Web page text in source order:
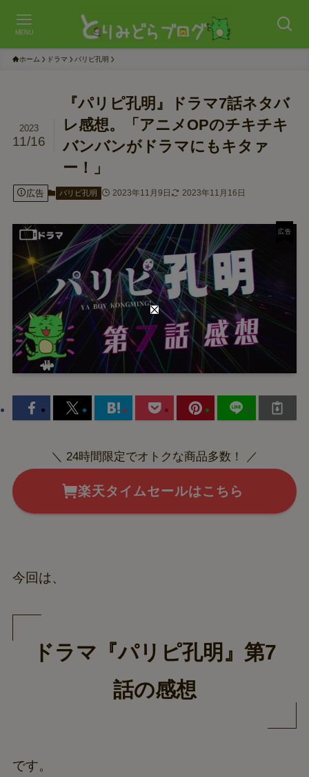
MENU
ホーム ドラマ パリピ孔明
『パリピ孔明』ドラマ7話ネタバ
レ感想。「アニメOPのチキチキ
バンバンがドラマにもキタァ
ー！」
2023
11/16
広告 パリピ孔明 2023年11月9日 2023年11月16日
＼ 24時間限定でオトクな商品多数！ ／
楽天タイムセールはこちら
今回は、
ドラマ『パリピ孔明』第7
話の感想
です。